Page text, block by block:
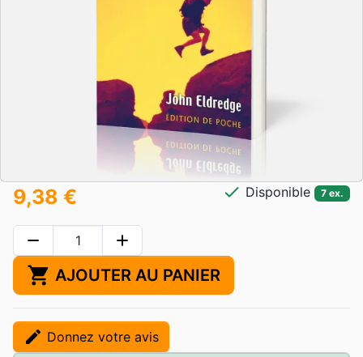
9,38 € check Disponible 7 ex.
remove add
shopping_cart AJOUTER AU PANIER
edit Donnez votre avis